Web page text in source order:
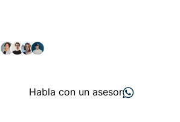
Habla con un asesor